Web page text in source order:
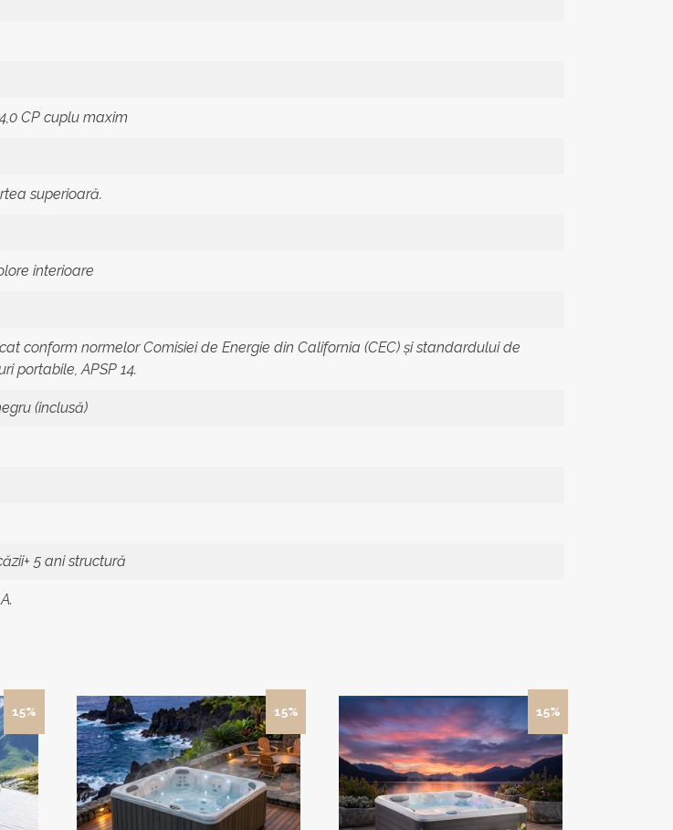
CP cuplu maxim
superioară.
interioare
conform normelor Comisiei de Energie din California (CEC) și standardului de
portabile, APSP 14.
(inclusă)
5 ani structură
15% 15% 15%